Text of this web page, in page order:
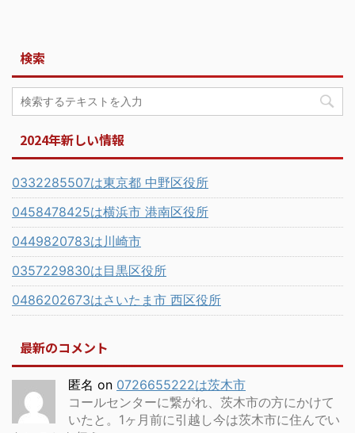
検索
2024年新しい情報
0332285507は東京都 中野区役所
0458478425は横浜市 港南区役所
0449820783は川崎市
0357229830は目黒区役所
0486202673はさいたま市 西区役所
最新のコメント
匿名 on 0726655222は茨木市
コールセンターに繋がれ、茨木市の方にかけて
いたと。1ヶ月前に引越し今は茨木市に住んでい